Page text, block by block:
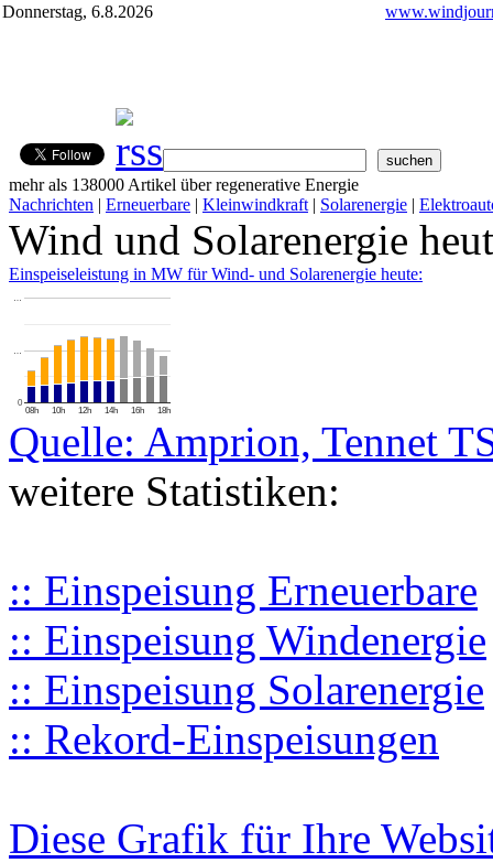
Donnerstag, 6.8.2026
mehr als 138000 Artikel über regenerative Energie
Nachrichten | Erneuerbare | Kleinwindkraft | Solarenergie |
Wind und Solarenergie
Einspeiseleistung in MW für Wind- und Solarenergie heute:
08h 10h 12h 14h 16h 18h
0
…
…
Quelle: Amprion, Tennet
weitere Statistiken:
:: Einspeisung Erneuerbare
:: Einspeisung Windenergie
:: Einspeisung Solarenergie
:: Rekord-Einspeisungen
Diese Grafik für Ihre